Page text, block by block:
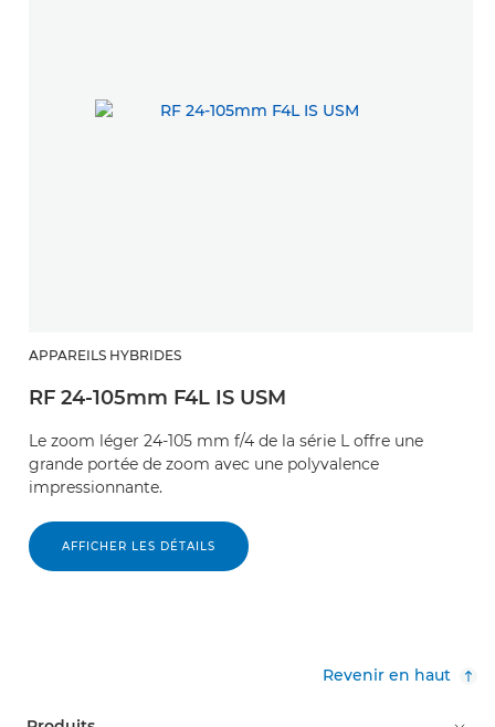
APPAREILS HYBRIDES
RF 24-105mm F4L IS USM
Le zoom léger 24-105 mm f/4 de la série L offre une
grande portée de zoom avec une polyvalence
impressionnante.
AFFICHER LES DÉTAILS
Revenir en haut